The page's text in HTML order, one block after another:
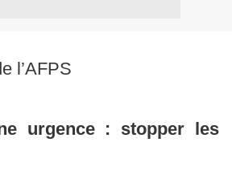
l’AFPS
urgence : stopper les